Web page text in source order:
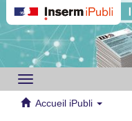
Toggle
navigation
Accueil iPubli